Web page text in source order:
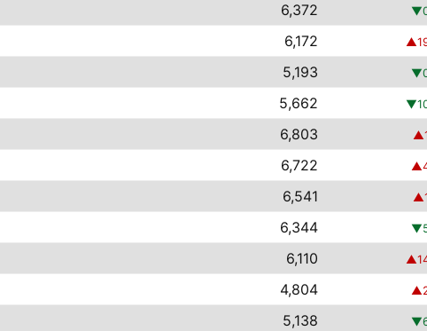
6,372 ▼
6,172 ▲
5,193 ▼
5,662 ▼
6,803 ▲
6,722 ▲
6,541 ▲
6,344 ▼
6,110 ▲
4,804 ▲
5,138 ▼